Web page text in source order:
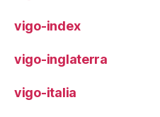
vigo-index
vigo-inglaterra
vigo-italia